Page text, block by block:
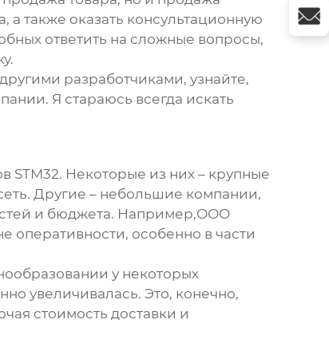
также оказать консультационную
ответить на сложные вопросы,
разработчиками, узнайте,
Я стараюсь всегда искать
Некоторые из них – крупные
Другие – небольшие компании,
и бюджета. Например,ООО
оперативности, особенно в части
у некоторых
увеличивалась. Это, конечно,
стоимость доставки и